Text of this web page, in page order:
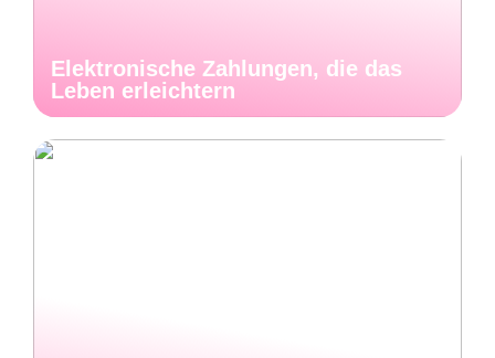
Elektronische Zahlungen, die das
Leben erleichtern